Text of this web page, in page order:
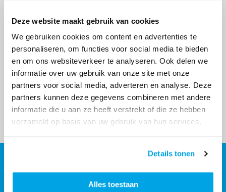
Deze website maakt gebruik van cookies
We gebruiken cookies om content en advertenties te
personaliseren, om functies voor social media te bieden
en om ons websiteverkeer te analyseren. Ook delen we
informatie over uw gebruik van onze site met onze
partners voor social media, adverteren en analyse. Deze
partners kunnen deze gegevens combineren met andere
informatie die u aan ze heeft verstrekt of die ze hebben
verzameld op basis van uw gebruik van hun services.
Details tonen
Alles toestaan
Facebook
X LinkedInWhatsApp
E-
mailadres
Contactinformatie